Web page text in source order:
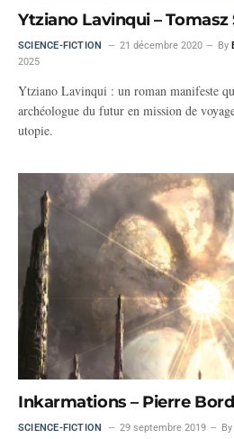
Ytziano Lavinqui – Tomasz
SCIENCE-FICTION 21 décembre 2020 By
2025
Ytziano Lavinqui : un roman manifeste
archéologue du futur en mission de
utopie.
Inkarmations – Pierre
SCIENCE-FICTION 29 septembre 2019 By